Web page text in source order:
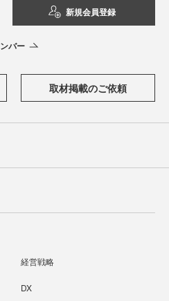
新規会員登録
バー
取材掲載のご依頼
経営戦略
DX